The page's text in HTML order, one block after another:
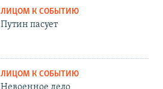
ЛИЦОМ К СОБЫТИЮ
Путин пасует
ЛИЦОМ К СОБЫТИЮ